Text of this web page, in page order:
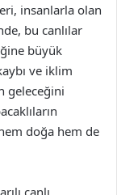
insanlarla olan
bu canlılar
büyük
ve iklim
geleceğini
doğa hem de
canlı